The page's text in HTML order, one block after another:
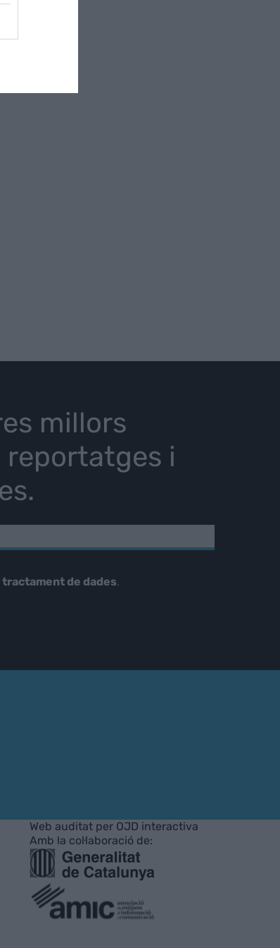
millors
reportatges i
tractament de dades.
Web auditat per OJD interactiva
Amb la col·laboració de: